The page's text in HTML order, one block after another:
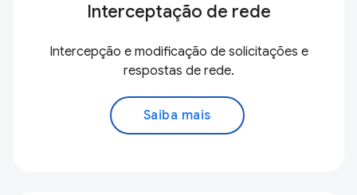
Interceptação de rede
Intercepção e modificação de solicitações e
respostas de rede.
Saiba mais